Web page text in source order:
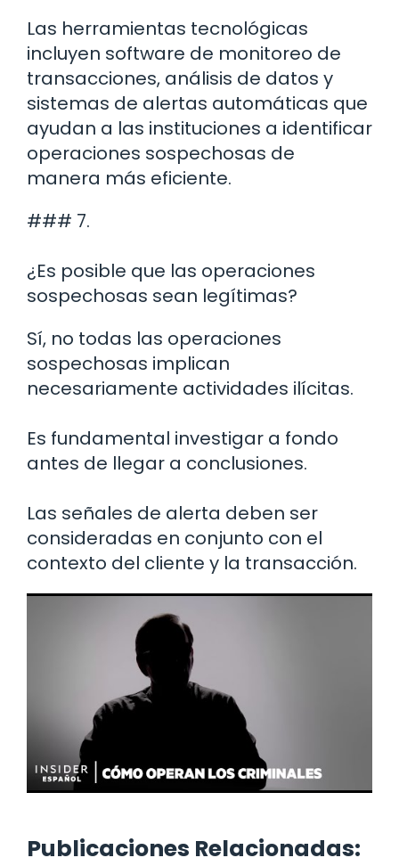
Las herramientas tecnológicas
incluyen software de monitoreo de
transacciones, análisis de datos y
sistemas de alertas automáticas que
ayudan a las instituciones a identificar
operaciones sospechosas de
manera más eficiente.
### 7.
¿Es posible que las operaciones
sospechosas sean legítimas?
Sí, no todas las operaciones
sospechosas implican
necesariamente actividades ilícitas.
Es fundamental investigar a fondo
antes de llegar a conclusiones.
Las señales de alerta deben ser
consideradas en conjunto con el
contexto del cliente y la transacción.
Publicaciones Relacionadas: